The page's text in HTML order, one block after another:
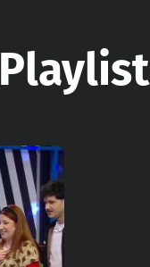
Playlist